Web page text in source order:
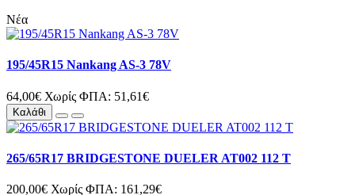
Νέα
195/45R15 Nankang AS-3 78V
64,00€ Χωρίς ΦΠΑ: 51,61€
Καλάθι
265/65R17 BRIDGESTONE DUELER AT002 112 T
200,00€ Χωρίς ΦΠΑ: 161,29€